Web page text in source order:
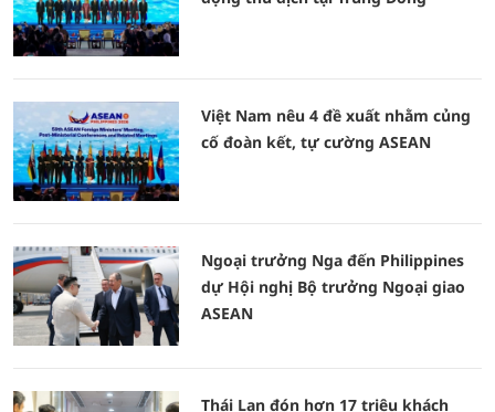
Việt Nam nêu 4 đề xuất nhằm củng
cố đoàn kết, tự cường ASEAN
Ngoại trưởng Nga đến Philippines
dự Hội nghị Bộ trưởng Ngoại giao
ASEAN
Thái Lan đón hơn 17 triệu khách